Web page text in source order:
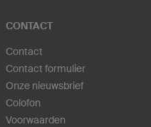
CONTACT
Contact
Contact formulier
Onze nieuwsbrief
Colofon
Voorwaarden